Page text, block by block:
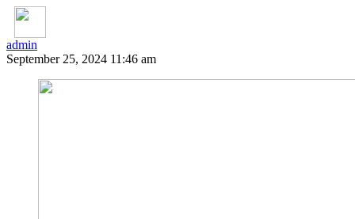
admin
September 25, 2024 11:46 am